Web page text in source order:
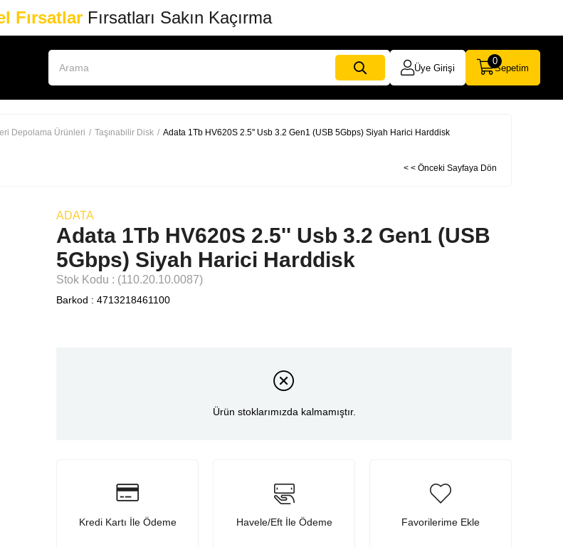
FırsatlarFırsatları Sakın Kaçırma
Üye Girişi Sepetim
0
Depolama Ürünleri Taşınabilir Disk Adata 1Tb HV620S 2.5'' Usb 3.2 Gen1 (USB 5Gbps) Siyah Harici Harddisk
< < Önceki Sayfaya Dön
ADATA
Adata 1Tb HV620S 2.5'' Usb 3.2 Gen1 (USB
5Gbps) Siyah Harici Harddisk
Stok Kodu (110.20.10.0087)
Barkod : 4713218461100
Ürün stoklarımızda kalmamıştır.
Kredi Kartı İle Ödeme Havele/Eft İle Ödeme Favorilerime Ekle